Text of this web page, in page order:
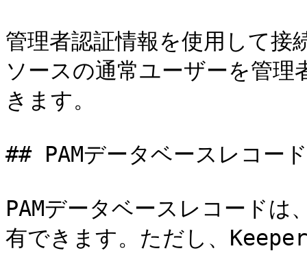
管理者認証情報を使用して接
ソースの通常ユーザーを管
きます。
## PAMデータベースレコー
PAMデータベースレコード
有できます。ただし、